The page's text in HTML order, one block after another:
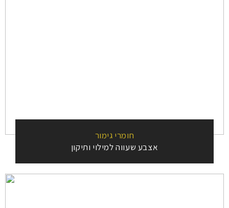
חומרי גימור
אצבע שעווה למילוי ותיקון